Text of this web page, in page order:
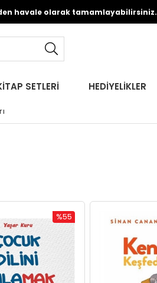
havale olarak tamamlayabilirsiniz.
SETLERİ HEDİYELİKLER
%55
%55İndirim